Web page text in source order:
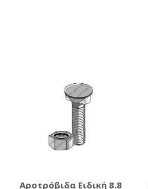
Αροτρόβιδα Ειδική 8.8